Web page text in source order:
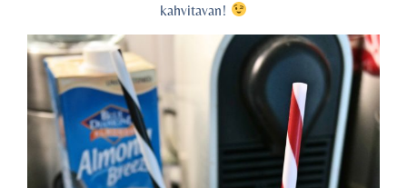
kahvitavan!